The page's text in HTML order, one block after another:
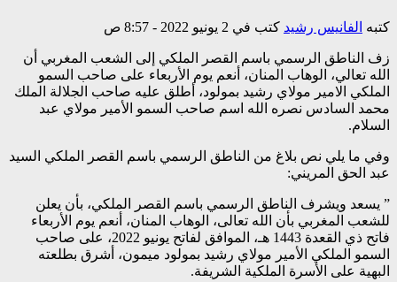
كتبه الفانيس رشيد كتب في 2 يونيو 2022 - 8:57 ص
زف الناطق الرسمي باسم القصر الملكي إلى الشعب المغربي أن
الله تعالي، الوهاب المنان، أنعم يوم الأربعاء على صاحب السمو
الملكي الامير مولاي رشيد بمولود، أطلق عليه صاحب الجلالة الملك
محمد السادس نصره الله اسم صاحب السمو الأمير مولاي عبد
السلام.
وفي ما يلي نص بلاغ من الناطق الرسمي باسم القصر الملكي السيد
عبد الحق المريني:
” يسعد ويشرف الناطق الرسمي باسم القصر الملكي، بأن يعلن
للشعب المغربي بأن الله تعالى، الوهاب المنان، أنعم يوم الأربعاء
فاتح ذي القعدة 1443 هـ، الموافق لفاتح يونيو 2022، على صاحب
السمو الملكي الأمير مولاي رشيد بمولود ميمون، أشرق بطلعته
البهية على الأسرة الملكية الشريفة.